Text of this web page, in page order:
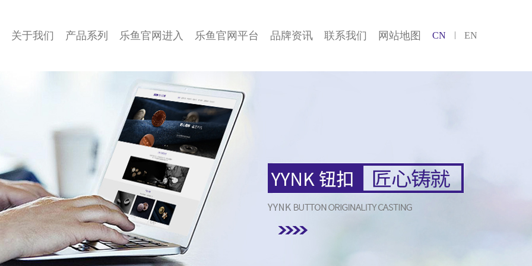
关于我们 产品系列 乐鱼官网进入 乐鱼官网平台 品牌资讯 联系我们 网站地图 CN EN